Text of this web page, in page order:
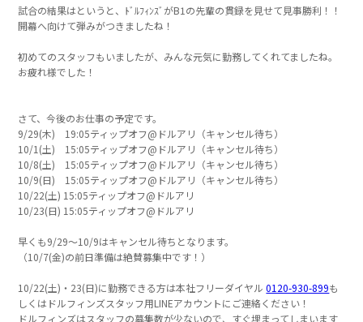
試合の結果はというと、ﾄﾞﾙﾌｨﾝｽﾞがB1の先輩の貫録を見せて見事勝利！！
開幕へ向けて弾みがつきましたね！
初めてのスタッフもいましたが、みんな元気に勤務してくれてましたね。
お疲れ様でした！
さて、今後のお仕事の予定です。
9/29(木) 19:05ティップオフ@ドルアリ（キャンセル待ち）
10/1(土) 15:05ティップオフ@ドルアリ（キャンセル待ち）
10/8(土) 15:05ティップオフ@ドルアリ（キャンセル待ち）
10/9(日) 15:05ティップオフ@ドルアリ（キャンセル待ち）
10/22(土) 15:05ティップオフ@ドルアリ
10/23(日) 15:05ティップオフ@ドルアリ
早くも9/29～10/9はキャンセル待ちとなります。
（10/7(金)の前日準備は絶賛募集中です！）
10/22(土)・23(日)に勤務できる方は本社フリーダイヤル0120-930-899も
しくはドルフィンズスタッフ用LINEアカウントにご連絡ください！
ドルフィンズはスタッフの募集数が少ないので、すぐ埋まってしまいます